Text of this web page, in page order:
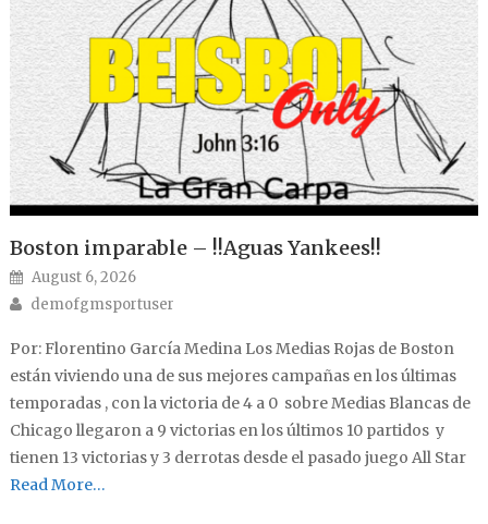
Boston imparable – !!Aguas Yankees!!
Posted on
August 6, 2026
Author
demofgmsportuser
Por: Florentino García Medina Los Medias Rojas de Boston
están viviendo una de sus mejores campañas en los últimas
temporadas , con la victoria de 4 a 0 sobre Medias Blancas de
Chicago llegaron a 9 victorias en los últimos 10 partidos y
tienen 13 victorias y 3 derrotas desde el pasado juego All Star
Read More…